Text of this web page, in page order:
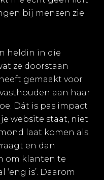
bij mensen zie
heldin in die
ze doorstaan
gemaakt voor
aan haar
Dát is pas impact
website staat, niet
laat komen als
en dan
om klanten te
is’. Daarom